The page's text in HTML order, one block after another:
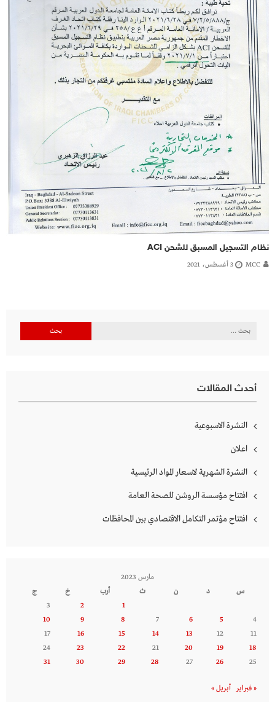
نظام التسجيل المسبق للشحن ACI
MCC 3 أغسطس، 2021
البحث
أحدث المقالات
النشرة الاسبوعية
اعلان
النشرة الشهرية لاسعار المواد الرئيسية
افتتاح مؤسسة الروشن للصحة العامة
افتتاح مؤتمر التكامل الاقتصادي بين المحافظات
مارس 2023
س
د ن ث أرب خ
ج
1
2
3
4
5
6
7
8
9
10
11
12
13
14
15
16
17
18
19
20
21
22
23
24
25
26
27
28
29
30
31
« فبراير أبريل »